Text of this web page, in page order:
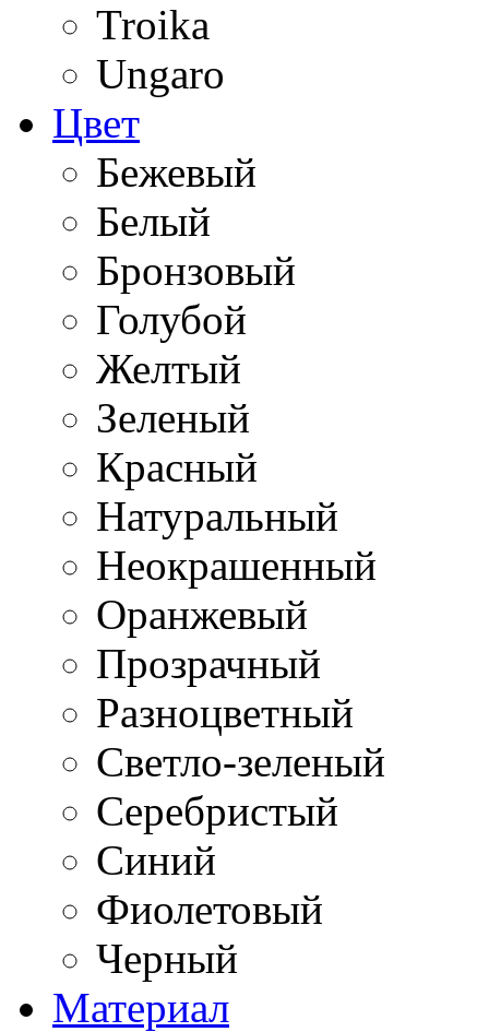
Troika
Ungaro
Цвет
Бежевый
Белый
Бронзовый
Голубой
Желтый
Зеленый
Красный
Натуральный
Неокрашенный
Оранжевый
Прозрачный
Разноцветный
Светло-зеленый
Серебристый
Синий
Фиолетовый
Черный
Материал